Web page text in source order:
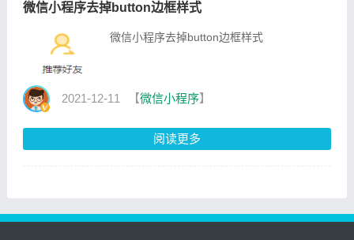
微信小程序去掉button边框样式
微信小程序去掉button边框样式
2021-12-11 【微信小程序】
阅读更多